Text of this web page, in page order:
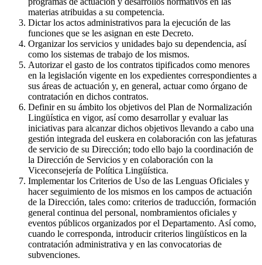
materias atribuidas a su competencia.
Dictar los actos administrativos para la ejecución de las
funciones que se les asignan en este Decreto.
Organizar los servicios y unidades bajo su dependencia, así
como los sistemas de trabajo de los mismos.
Autorizar el gasto de los contratos tipificados como menores
en la legislación vigente en los expedientes correspondientes a
sus áreas de actuación y, en general, actuar como órgano de
contratación en dichos contratos.
Definir en su ámbito los objetivos del Plan de Normalización
Lingüística en vigor, así como desarrollar y evaluar las
iniciativas para alcanzar dichos objetivos llevando a cabo una
gestión integrada del euskera en colaboración con las jefaturas
de servicio de su Dirección; todo ello bajo la coordinación de
la Dirección de Servicios y en colaboración con la
Viceconsejería de Política Lingüística.
Implementar los Criterios de Uso de las Lenguas Oficiales y
hacer seguimiento de los mismos en los campos de actuación
de la Dirección, tales como: criterios de traducción, formación
general continua del personal, nombramientos oficiales y
eventos públicos organizados por el Departamento. Así como,
cuando le corresponda, introducir criterios lingüísticos en la
contratación administrativa y en las convocatorias de
subvenciones.